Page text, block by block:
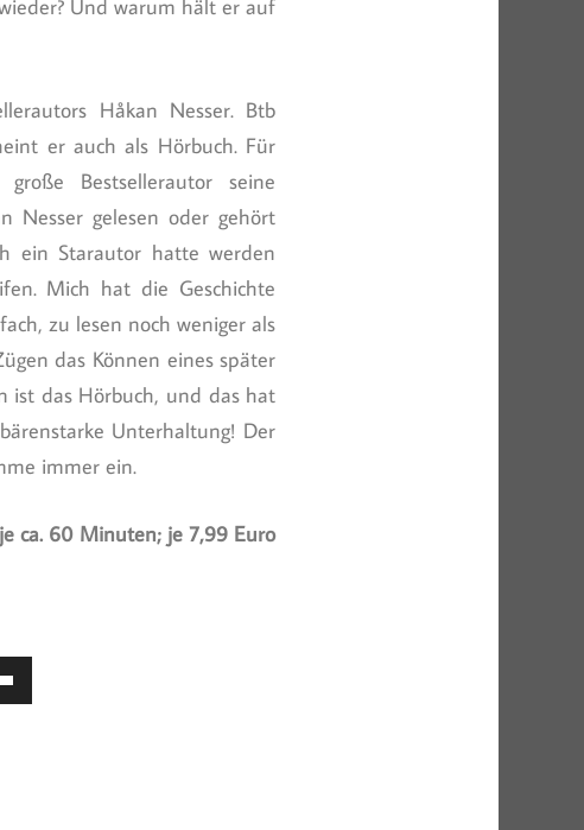
Und warum hält er auf
Håkan Nesser. Btb
er auch als Hörbuch. Für
Bestsellerautor seine
Nesser gelesen oder gehört
ein Starautor hatte werden
Mich hat die Geschichte
zu lesen noch weniger als
das Können eines später
ist das Hörbuch, und das hat
Unterhaltung! Der
immer ein.
ca. 60 Minuten; je 7,99 Euro